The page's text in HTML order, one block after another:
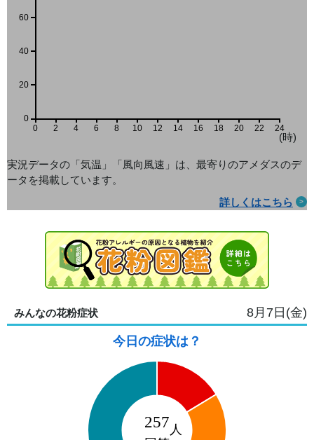
0 2 4 6 8 10 12 14 16 18 20 22 24
(時)
0
20
40
60
実況データの「気温」「風向風速」は、最寄りのアメダスのデ
ータを掲載しています。
詳しくはこちら
みんなの花粉症状 8月7日(金)
今日の症状は？